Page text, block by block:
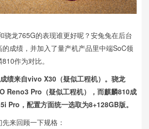
骁龙765G的表现谁更好呢？安兔兔在后台
成绩，并加入了量产机产品里中端SoC领
作为对比。
绩来自vivo X30（疑似工程机）。骁龙
Reno3 Pro（疑似工程机），而麒麟810成
Pro，配置方面统一选取为8+128GB版。
来回顾一下规格：